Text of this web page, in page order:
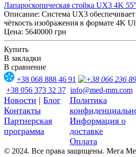
Лапароскопическая стойка UX3 4K
Описание: Система UX3
чёткость изображения в формате 4K
Цена: 5640000 грн
Купить
В закладки
В сравнение
+38 068 888 46 91
+38 056 373 32 37 info@med-mm.com
Новости | Блог
Контакты
Партнерская
программа
Политика
Информация о
доставке
Оплата
© 2024. Все права защищены. Мега